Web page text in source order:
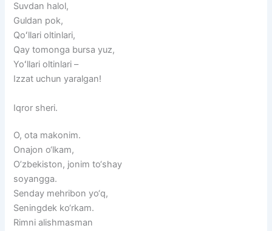
Suvdan halol,
Guldan pok,
Qoʻllari oltinlari,
Qay tomonga bursa yuz,
Yoʻllari oltinlari –
Izzat uchun yaralgan!
Iqror sheri.
O, ota makonim.
Onajon o‘lkam,
O’zbekiston, jonim to‘shay
soyangga.
Senday mehribon yo‘q,
Seningdek ko‘rkam.
Rimni alishmasman